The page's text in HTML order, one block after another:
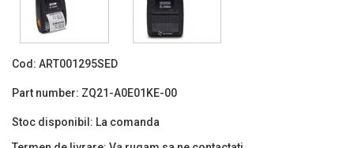
Cod: ART001295SED
Part number: ZQ21-A0E01KE-00
Stoc disponibil: La comanda